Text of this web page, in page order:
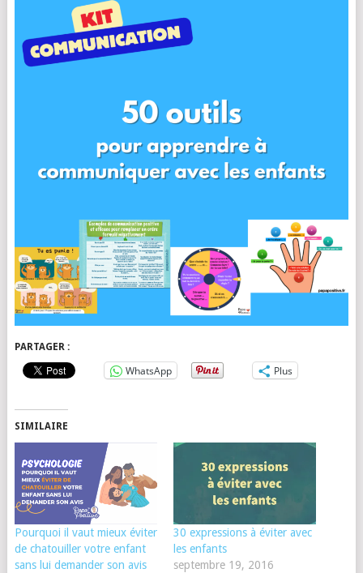
PARTAGER :
WhatsApp Plus
SIMILAIRE
Pourquoi il vaut mieux éviter
de chatouiller votre enfant
sans lui demander son avis
30 expressions à éviter avec
les enfants
septembre 19, 2016